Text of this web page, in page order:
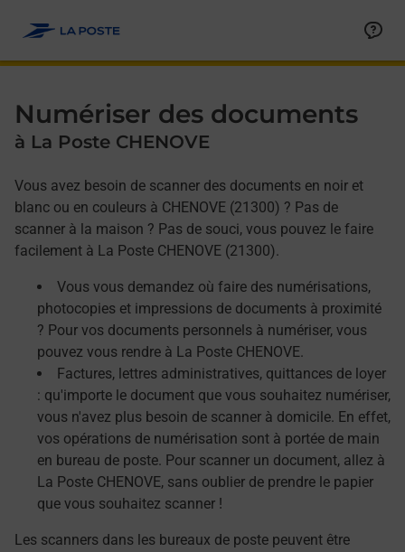
Numériser des documents
à La Poste CHENOVE
Vous avez besoin de scanner des documents en noir et
blanc ou en couleurs à CHENOVE (21300) ? Pas de
scanner à la maison ? Pas de souci, vous pouvez le faire
facilement à La Poste CHENOVE (21300).
Vous vous demandez où faire des numérisations,
photocopies et impressions de documents à proximité
? Pour vos documents personnels à numériser, vous
pouvez vous rendre à La Poste CHENOVE.
Factures, lettres administratives, quittances de loyer
: qu'importe le document que vous souhaitez numériser,
vous n'avez plus besoin de scanner à domicile. En effet,
vos opérations de numérisation sont à portée de main
en bureau de poste. Pour scanner un document, allez à
La Poste CHENOVE, sans oublier de prendre le papier
que vous souhaitez scanner !
Les scanners dans les bureaux de poste peuvent être